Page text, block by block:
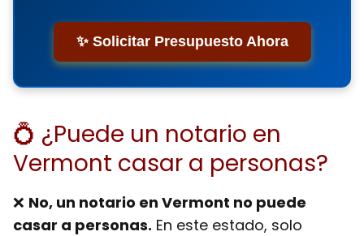
✨ Solicitar Presupuesto Ahora
💍 ¿Puede un notario en
Vermont casar a personas?
❌ No, un notario en Vermont no puede
casar a personas. En este estado, solo